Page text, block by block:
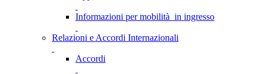
Informazioni per mobilità in ingresso
Relazioni e Accordi Internazionali
Accordi